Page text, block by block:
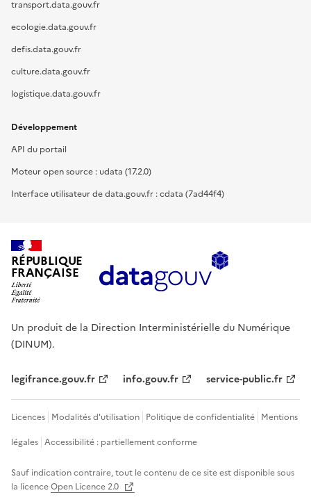
transport.data.gouv.fr
ecologie.data.gouv.fr
defis.data.gouv.fr
culture.data.gouv.fr
logistique.data.gouv.fr
Développement
API du portail
Moteur open source : udata (17.2.0)
Interface utilisateur de data.gouv.fr : cdata (7ad44f4)
RÉPUBLIQUE
FRANÇAISE
Un produit de la Direction Interministérielle du Numérique
(DINUM).
legifrance.gouv.fr info.gouv.fr service-public.fr
Licences Modalités d'utilisation Politique de confidentialité Mentions
légales Accessibilité : partiellement conforme
Sauf indication contraire, tout le contenu de ce site est disponible sous
la licenceOpen Licence 2.0